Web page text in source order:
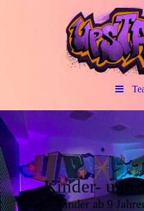
Kinder- und
für Kinder ab 9